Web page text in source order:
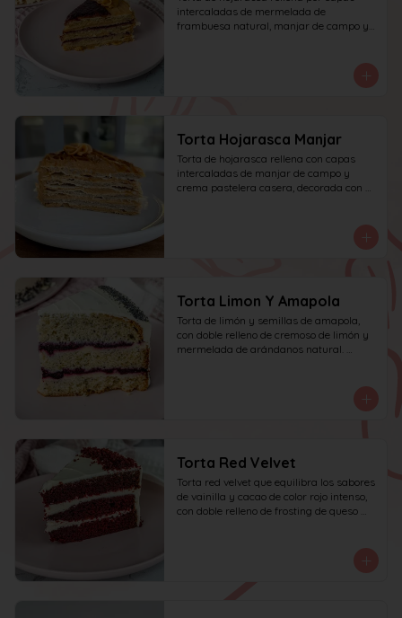
intercaladas de mermelada de
frambuesa natural, manjar de campo y
Torta Hojarasca Manjar
Torta de hojarasca rellena con capas
intercaladas de manjar de campo y
crema pastelera casera, decorada con
Torta Limon Y Amapola
Torta de limón y semillas de amapola,
con doble relleno de cremoso de limón y
mermelada de arándanos natural.
Torta Red Velvet
Torta red velvet que equilibra los sabores
de vainilla y cacao de color rojo intenso,
con doble relleno de frosting de queso